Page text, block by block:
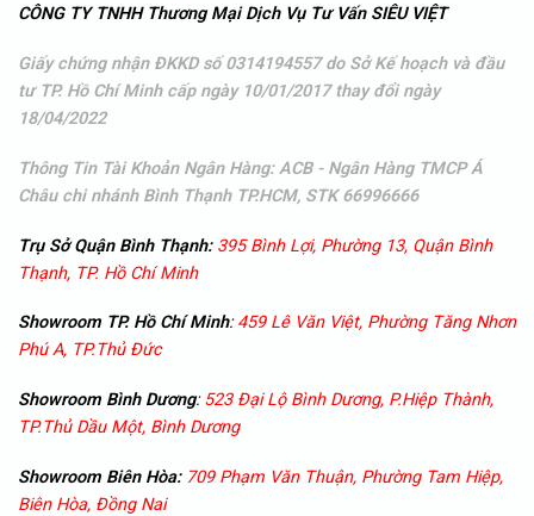
CÔNG TY TNHH Thương Mại Dịch Vụ Tư Vấn SIÊU VIỆT
Giấy chứng nhận ĐKKD số 0314194557 do Sở Kế hoạch và đầu
tư TP. Hồ Chí Minh cấp ngày 10/01/2017 thay đổi ngày
18/04/2022
Thông Tin Tài Khoản Ngân Hàng: ACB - Ngân Hàng TMCP Á
Châu chi nhánh Bình Thạnh TP.HCM, STK 66996666
Trụ Sở Quận Bình Thạnh: 395 Bình Lợi, Phường 13, Quận Bình
Thạnh, TP. Hồ Chí Minh
Showroom TP. Hồ Chí Minh:459 Lê Văn Việt, Phường Tăng Nhơn
Phú A, TP.Thủ Đức
Showroom Bình Dương:523 Đại Lộ Bình Dương, P.Hiệp Thành,
TP.Thủ Dầu Một, Bình Dương
Showroom Biên Hòa: 709 Phạm Văn Thuận, Phường Tam Hiệp,
Biên Hòa, Đồng Nai